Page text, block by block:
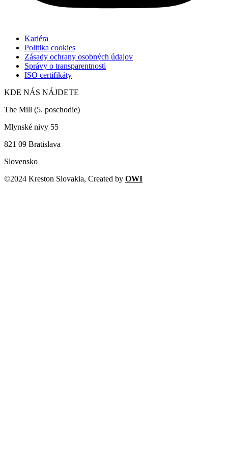
Kariéra
Politika cookies
Zásady ochrany osobných údajov
Správy o transparentnosti
ISO certifikáty
KDE NÁS NÁJDETE
The Mill (5. poschodie)
Mlynské nivy 55
821 09 Bratislava
Slovensko
©2024 Kreston Slovakia, Created by OWI